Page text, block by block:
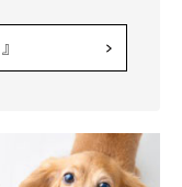
さん／X（旧
場合があります。